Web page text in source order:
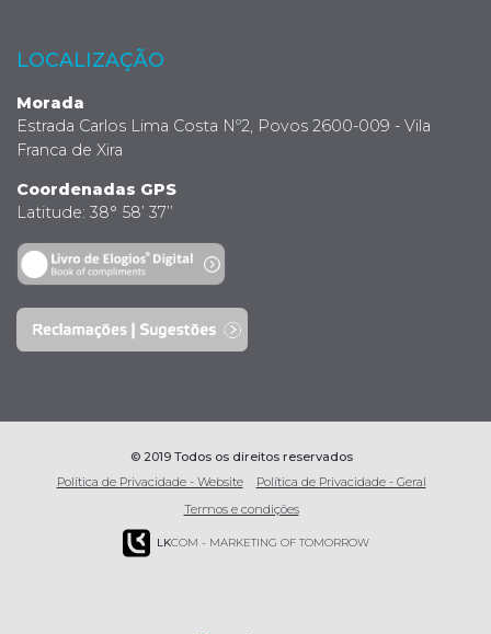
LOCALIZAÇÃO
Morada
Estrada Carlos Lima Costa Nº2, Povos 2600-009 - Vila
Franca de Xira
Coordenadas GPS
Latitude: 38° 58’ 37’’
© 2019 Todos os direitos reservados
Política de Privacidade - Website
Política de Privacidade - Geral
Termos e condições
LKCOM - MARKETING OF TOMORROW